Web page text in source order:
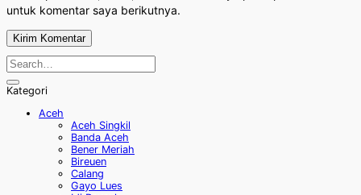
untuk komentar saya berikutnya.
Kategori
Aceh
Aceh Singkil
Banda Aceh
Bener Meriah
Bireuen
Calang
Gayo Lues